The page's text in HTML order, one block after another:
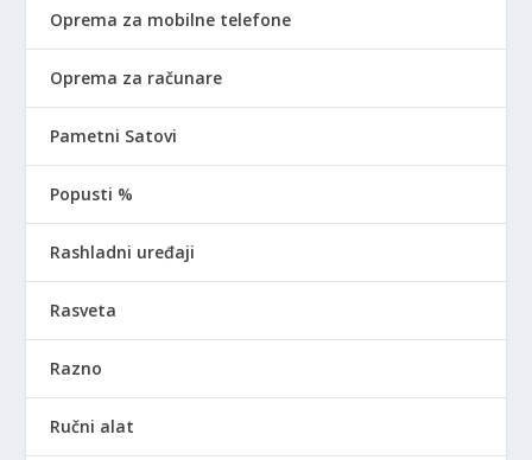
Oprema za mobilne telefone
Oprema za računare
Pametni Satovi
Popusti %
Rashladni uređaji
Rasveta
Razno
Ručni alat